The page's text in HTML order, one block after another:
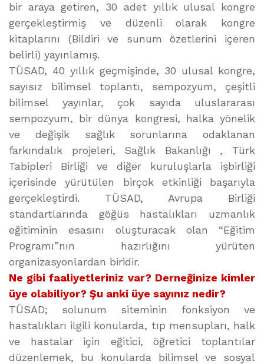
bir araya getiren, 30 adet yıllık ulusal kongre
gerçekleştirmiş ve düzenli olarak kongre
kitaplarını (Bildiri ve sunum özetlerini içeren
belirli) yayınlamış.
TÜSAD, 40 yıllık geçmişinde, 30 ulusal kongre,
sayısız bilimsel toplantı, sempozyum, çeşitli
bilimsel yayınlar, çok sayıda uluslararası
sempozyum, bir dünya kongresi, halka yönelik
ve değişik sağlık sorunlarına odaklanan
farkındalık projeleri, Sağlık Bakanlığı , Türk
Tabipleri Birliği ve diğer kuruluşlarla işbirliği
içerisinde yürütülen birçok etkinliği başarıyla
gerçekleştirdi. TÜSAD, Avrupa Birliği
standartlarında göğüs hastalıkları uzmanlık
eğitiminin esasını oluşturacak olan “Eğitim
Programı”nın hazırlığını yürüten
organizasyonlardan biridir.
Ne gibi faaliyetleriniz var? Derneğinize kimler
üye olabiliyor? Şu anki üye sayınız nedir?
TÜSAD; solunum siteminin fonksiyon ve
hastalıkları ilgili konularda, tıp mensupları, halk
ve hastalar için eğitici, öğretici toplantılar
düzenlemek, bu konularda bilimsel ve sosyal